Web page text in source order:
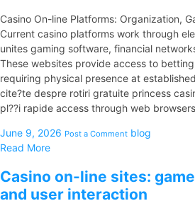
Casino On-line Platforms: Organization,
Current casino platforms work through
unites gaming software, financial
These websites provide access to
requiring physical presence at
cite?te despre rotiri gratuite princess
pl??i rapide access through web
June 9, 2026 Post a Comment blog
Read More
Casino on-line sites:
and user interaction